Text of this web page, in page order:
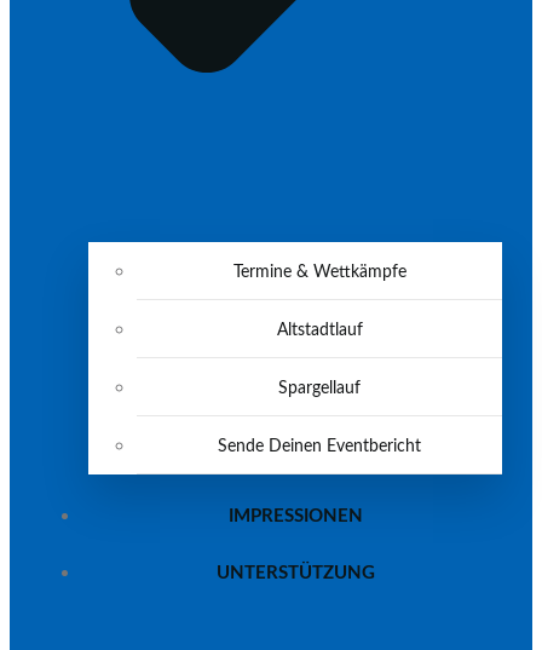
Termine & Wettkämpfe
Altstadtlauf
Spargellauf
Sende Deinen Eventbericht
IMPRESSIONEN
UNTERSTÜTZUNG